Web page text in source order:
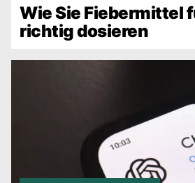
Wie Sie Fiebermittel
richtig dosieren